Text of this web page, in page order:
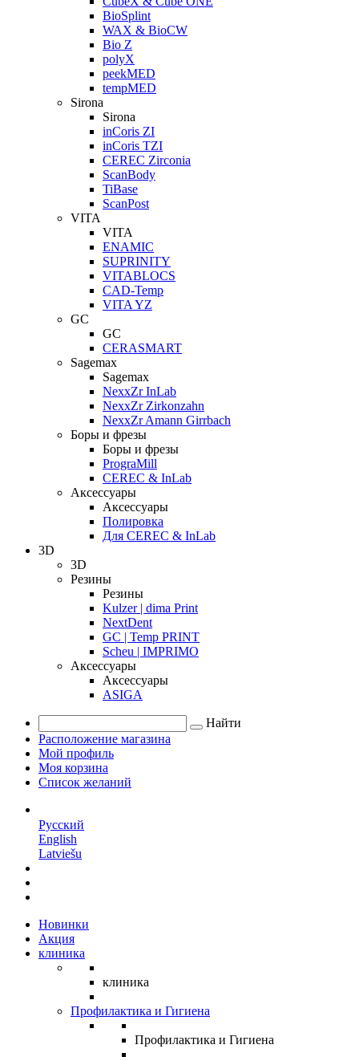
BioSplint
WAX & BioCW
Bio Z
polyX
peekMED
tempMED
Sirona
Sirona
inCoris ZI
inCoris TZI
CEREC Zirconia
ScanBody
TiBase
ScanPost
VITA
VITA
ENAMIC
SUPRINITY
VITABLOCS
CAD-Temp
VITA YZ
GC
GC
CERASMART
Sagemax
Sagemax
NexxZr InLab
NexxZr Zirkonzahn
NexxZr Amann Girrbach
Боры и фрезы
Боры и фрезы
PrograMill
CEREC & InLab
Аксессуары
Аксессуары
Полировка
Для CEREC & InLab
3D
3D
Резины
Резины
Kulzer | dima Print
NextDent
GC | Temp PRINT
Scheu | IMPRIMO
Аксессуары
Аксессуары
ASIGA
Найти
Расположение магазина
Мой профиль
Моя корзина
Список желаний
Русский
English
Latviešu
Новинки
Акция
клиника
клиника
Профилактика и Гигиена
Профилактика и Гигиена